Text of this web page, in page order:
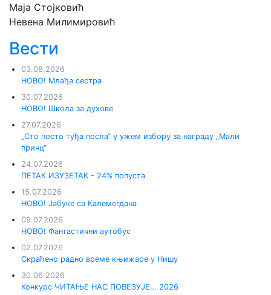
Маја Стојковић
Невена Милимировић
Вести
03.08.2026
НОВО! Млађа сестра
30.07.2026
НОВО! Школа за духове
27.07.2026
„Сто посто туђа посла“ у ужем избору за награду „Мали
принц“
24.07.2026
ПЕТАК ИЗУЗЕТАК - 24% попуста
15.07.2026
НОВО! Јабуке са Калемегдана
09.07.2026
НОВО! Фантастични аутобус
02.07.2026
Скраћено радно време књижаре у Нишу
30.06.2026
Конкурс ЧИТАЊЕ НАС ПОВЕЗУЈЕ… 2026